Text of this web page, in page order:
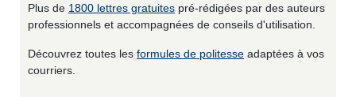
Plus de 1800 lettres gratuites pré-rédigées par des auteurs
professionnels et accompagnées de conseils d'utilisation.
Découvrez toutes les formules de politesse adaptées à vos
courriers.